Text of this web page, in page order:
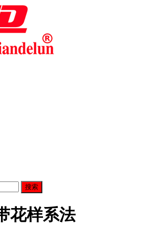
搜索
花样系法